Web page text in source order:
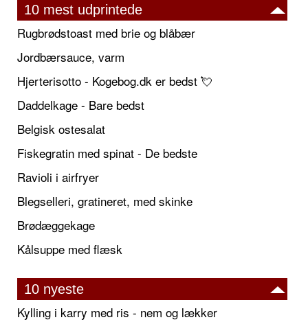
10 mest udprintede
Rugbrødstoast med brie og blåbær
Jordbærsauce, varm
Hjerterisotto - Kogebog.dk er bedst 💘
Daddelkage - Bare bedst
Belgisk ostesalat
Fiskegratin med spinat - De bedste
Ravioli i airfryer
Blegselleri, gratineret, med skinke
Brødæggekage
Kålsuppe med flæsk
10 nyeste
Kylling i karry med ris - nem og lækker